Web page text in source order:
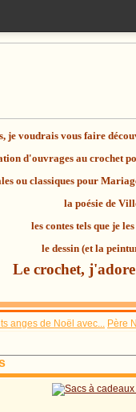
je voudrais vous faire
d'ouvrages au crochet
ou classiques pour
la poésie de
les contes tels que je
le dessin (et la
Le crochet,
anges de Noël avec... Père